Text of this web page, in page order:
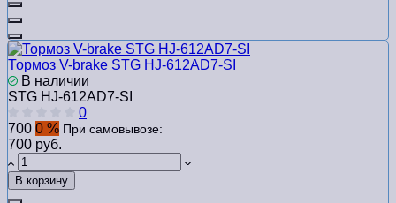
Тормоз V-brake STG HJ-612AD7-SI
В наличии
STG HJ-612AD7-SI
0
700 0 % При самовывозе:
700 руб.
В корзину